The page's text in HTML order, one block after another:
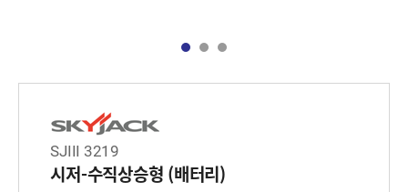
SJIII 3219
시저-수직상승형 (배터리)